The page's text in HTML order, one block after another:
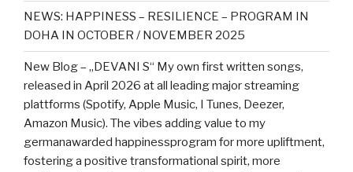
NEWS: HAPPINESS – RESILIENCE – PROGRAM IN
DOHA IN OCTOBER / NOVEMBER 2025
New Blog – „DEVANI S“ My own first written songs,
released in April 2026 at all leading major streaming
plattforms (Spotify, Apple Music, I Tunes, Deezer,
Amazon Music). The vibes adding value to my
germanawarded happinessprogram for more upliftment,
fostering a positive transformational spirit, more